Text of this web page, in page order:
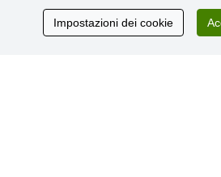
» Consegna e pagamento
» Garanzia e resi
Impostazioni dei cookie